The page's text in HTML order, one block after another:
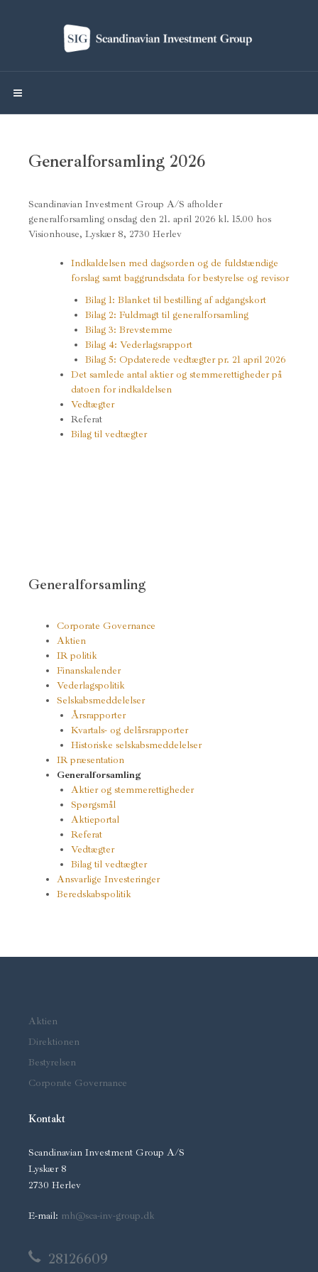
Generalforsamling 2026
Scandinavian Investment Group A/S afholder
generalforsamling onsdag den 21. april 2026 kl. 15.00 hos
Visionhouse, Lyskær 8, 2730 Herlev
Indkaldelsen med dagsorden og de fuldstændige
forslag samt baggrundsdata for bestyrelse og revisor
Bilag 1: Blanket til bestilling af adgangskort
Bilag 2: Fuldmagt til generalforsamling
Bilag 3: Brevstemme
Bilag 4: Vederlagsrapport
Bilag 5: Opdaterede vedtægter pr. 21 april 2026
Det samlede antal aktier og stemmerettigheder på
datoen for indkaldelsen
Vedtægter
Referat
Bilag til vedtægter
Generalforsamling
Corporate Governance
Aktien
IR politik
Finanskalender
Vederlagspolitik
Selskabsmeddelelser
Årsrapporter
Kvartals- og delårsrapporter
Historiske selskabsmeddelelser
IR præsentation
Generalforsamling
Aktier og stemmerettigheder
Spørgsmål
Aktieportal
Referat
Vedtægter
Bilag til vedtægter
Ansvarlige Investeringer
Beredskabspolitik
Aktien
Direktionen
Bestyrelsen
Corporate Governance
Kontakt
Scandinavian Investment Group A/S
Lyskær 8
2730 Herlev
E-mail: mh@sca-inv-group.dk
28126609